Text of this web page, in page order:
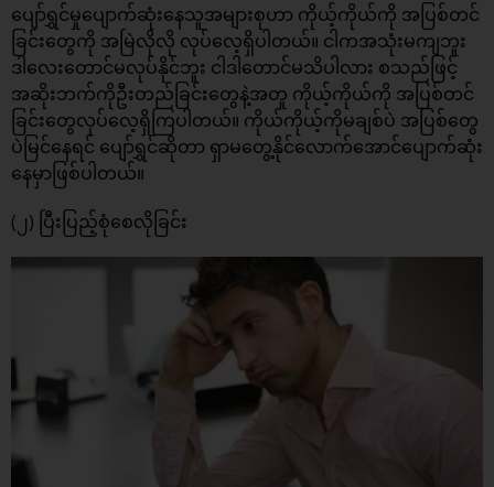
ပျော်ရွှင်မှုပျောက်ဆုံးနေသူအများစုဟာ ကိုယ့်ကိုယ်ကို အပြစ်တင်
ခြင်းတွေကို အမြဲလိုလို လုပ်လေ့ရှိပါတယ်။ ငါကအသုံးမကျဘူး
ဒါလေးတောင်မလုပ်နိုင်ဘူး ငါဒါတောင်မသိပါလား စသည်ဖြင့်
အဆိုးဘက်ကိုဦးတည်ခြင်းတွေနဲ့အတူ ကိုယ့်ကိုယ်ကို အပြစ်တင်
ခြင်းတွေလုပ်လေ့ရှိကြပါတယ်။ ကိုယ်ကိုယ့်ကိုမချစ်ပဲ အပြစ်တွေ
ပဲမြင်နေရင် ပျော်ရွှင်ဆိုတာ ရှာမတွေ့နိုင်လောက်အောင်ပျောက်ဆုံး
နေမှာဖြစ်ပါတယ်။
(၂) ပြီးပြည့်စုံစေလိုခြင်း